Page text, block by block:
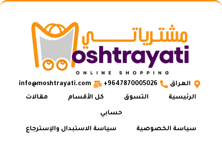
العراق 9647870005026+
info@moshtrayati.com
الرئيسية
التسوق كل الأقسام مقالات
حسابي
سياسة الخصوصية سياسة الاستبدال والإسترجاع